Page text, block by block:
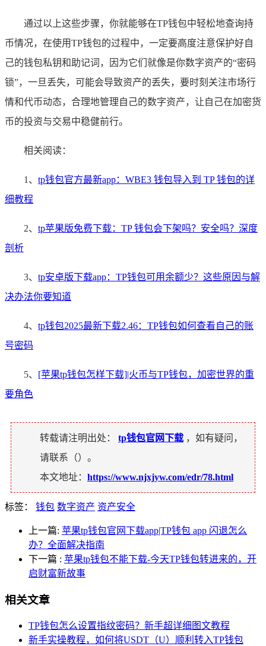
通过以上这些步骤，你就能够在TP钱包中轻松地查询持
币情况，在使用TP钱包的过程中，一定要高度注意保护好自
己的钱包私钥和助记词，因为它们就像是你数字资产的“密码
锁”，一旦丢失，可能会导致资产的丢失，要时刻关注市场行
情和代币动态，合理地管理自己的数字资产，让自己在加密货
币的投资与交易中稳健前行。
相关阅读：
1、 tp钱包官方最新app：WBE3 钱包导入到 TP 钱包的详
细教程
2、 tp苹果版免费下载：TP 钱包会下架吗？安全吗？深度
剖析
3、 tp安卓版下载app：TP钱包可用余额少？这些原因与解
决办法你要知道
4、 tp钱包2025最新下载2.46：TP钱包如何查看自己的账
号密码
5、 [苹果tp钱包怎样下载]|火币与TP钱包，加密世界的重
要角色
转载请注明出处： tp钱包官网下载 ，如有疑问，
请联系（）。
本文地址： https://www.njxjyw.com/edr/78.html
标签： 钱包 数字资产 资产安全
上一篇: 苹果tp钱包官网下载app|TP钱包 app 闪退怎么
办？全面解决指南
下一篇 : 苹果tp钱包不能下载-今天TP钱包转进来的，开
启财富新故事
相关文章
TP钱包怎么设置指纹密码？新手超详细图文教程
新手实操教程，如何将USDT（U）顺利转入TP钱包